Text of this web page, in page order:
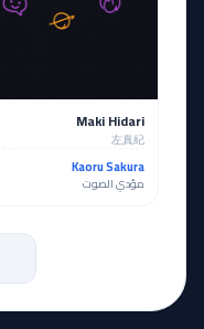
Maki Hidari
左真紀
Kaoru Sakura
مؤدي الصوت